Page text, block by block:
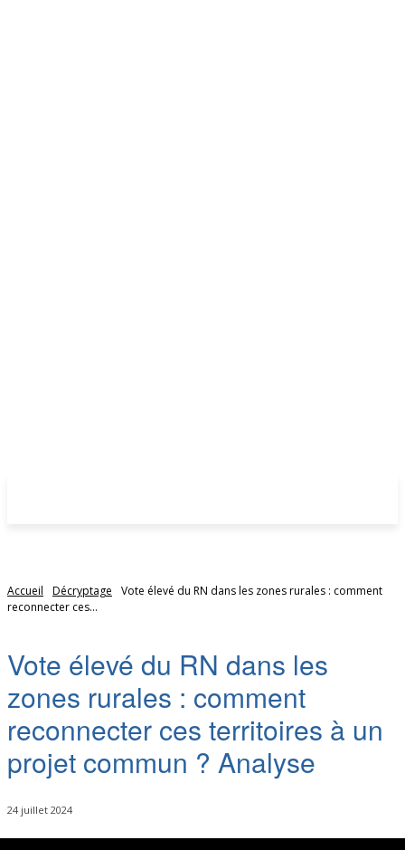
Accueil Décryptage
Vote élevé du RN dans les zones rurales : comment
reconnecter ces...
Vote élevé du RN dans les
zones rurales : comment
reconnecter ces territoires à un
projet commun ? Analyse
24 juillet 2024